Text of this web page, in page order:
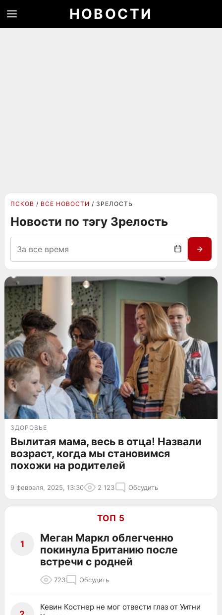
НОВОСТИ
ПСКОВ ВСЕ НОВОСТИ ЗРЕЛОСТЬ
Новости по тэгу Зрелость
ЗДОРОВЬЕ
Вылитая мама, весь в отца! Назвали
возраст, когда мы становимся
похожи на родителей
9 февраля, 2025, 13:30 2 123 Обсудить
ТОП 5
1
Меган Маркл облегченно
покинула Британию после
встречи с родней
723 Обсудить
Кевин Костнер не мог отвести глаз от Уитни